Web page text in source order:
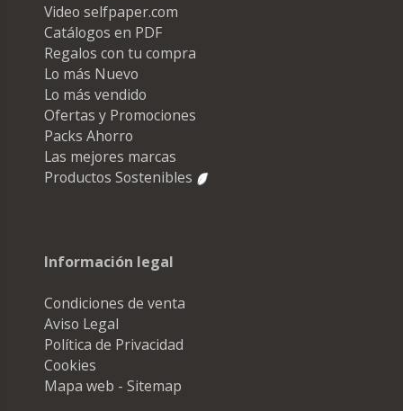
Video selfpaper.com
Catálogos en PDF
Regalos con tu compra
Lo más Nuevo
Lo más vendido
Ofertas y Promociones
Packs Ahorro
Las mejores marcas
Productos Sostenibles
Información legal
Condiciones de venta
Aviso Legal
Política de Privacidad
Cookies
Mapa web - Sitemap